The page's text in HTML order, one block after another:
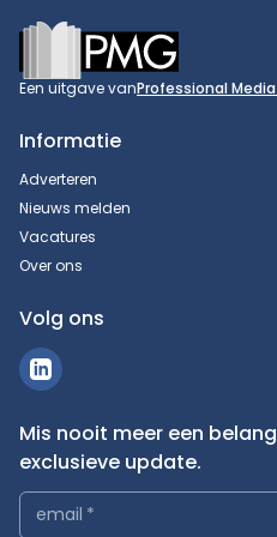
Footer
Een uitgave vanProfessional
Informatie
Adverteren
Nieuws melden
Vacatures
Over ons
Volg ons
Mis nooit meer een
exclusieve update.
email *